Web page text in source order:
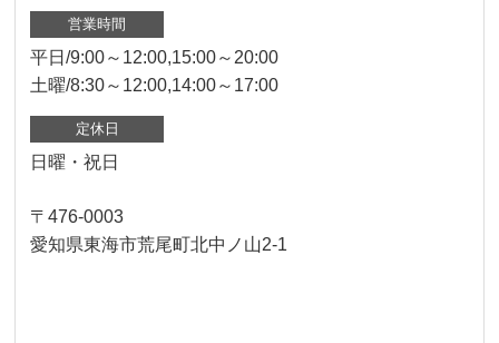
営業時間
平日/9:00～12:00,15:00～20:00
土曜/8:30～12:00,14:00～17:00
定休日
日曜・祝日
〒476-0003
愛知県東海市荒尾町北中ノ山2-1